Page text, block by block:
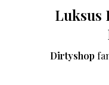
Luksus
Dirtyshop